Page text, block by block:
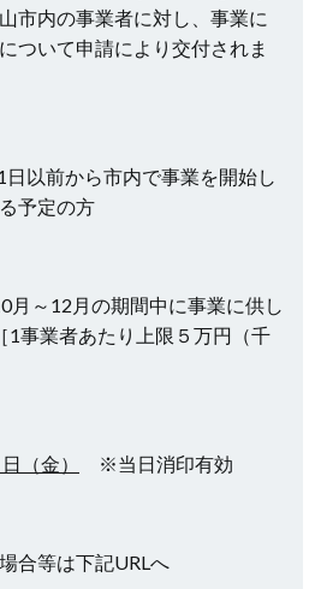
市内の事業者に対し、事業に
ついて申請により交付されま
日以前から市内で事業を開始し
予定の方
月～12月の期間中に事業に供し
1事業者あたり上限５万円（千
（金） ※当日消印有効
合等は下記URLへ